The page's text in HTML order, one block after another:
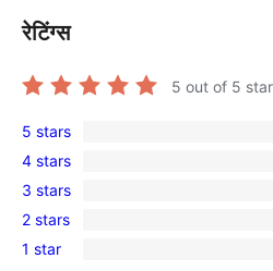
रेटिंग्स
5 out of 5
1
5-
star
review
5 stars
0
4-
star
reviews
4 stars
0
3-
star
3 stars
0
2-
2 stars
0
1 star